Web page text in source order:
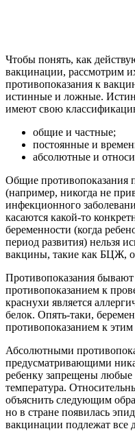
Чтобы понять, как
вакцинации, рассмотрим
противопоказания к
истинные и ложные.
имеют свою
общие и частные;
постоянные и
абсолютные и
Общие противопоказания
(например, никогда не
инфекционного
касаются какой-то
беременности (когда
период развития) нельзя
вакцины, такие как БЦЖ,
Противопоказания
противопоказанием к
краснухи является
белок. Опять-таки,
противопоказанием к
Абсолютными
предусматривающими
ребенку запрещены любые
температура.
объяснить следующим
но в стране появилась
вакцинации подлежат все